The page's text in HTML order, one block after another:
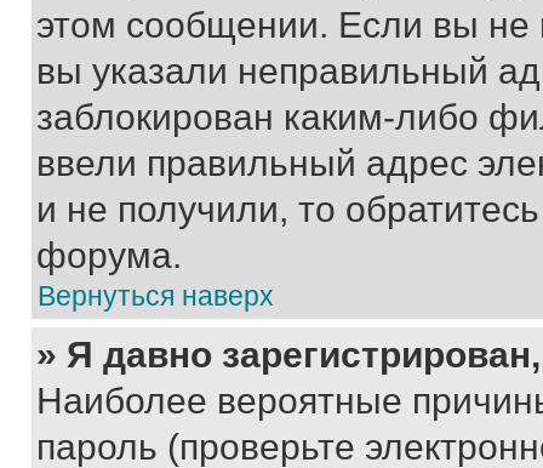
этом сообщении. Если вы
вы указали неправильный
заблокирован каким-либо
ввели правильный адрес
и не получили, то
форума.
Вернуться наверх
» Я давно
Наиболее вероятные
пароль (проверьте